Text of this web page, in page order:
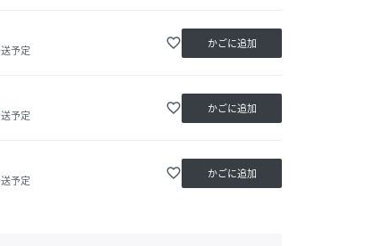
予定
favorite_border かごに追加
予定
favorite_border かごに追加
予定
favorite_border かごに追加